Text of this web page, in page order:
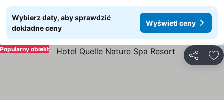
Wybierz daty, aby sprawdzić
dokładne ceny
Wyświetl ceny
Popularny obiekt